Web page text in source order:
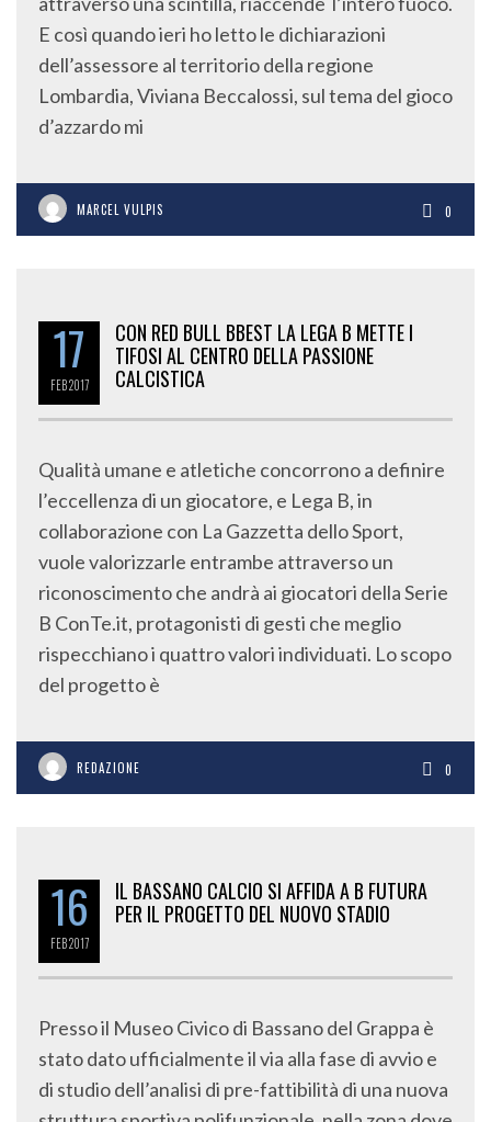
E così quando ieri ho letto le dichiarazioni
dell’assessore al territorio della regione
Lombardia, Viviana Beccalossi, sul tema del gioco
d’azzardo mi
MARCEL VULPIS 0
17
FEB2017
CON RED BULL BBEST LA LEGA B METTE I
TIFOSI AL CENTRO DELLA PASSIONE
CALCISTICA
Qualità umane e atletiche concorrono a definire
l’eccellenza di un giocatore, e Lega B, in
collaborazione con La Gazzetta dello Sport,
vuole valorizzarle entrambe attraverso un
riconoscimento che andrà ai giocatori della Serie
B ConTe.it, protagonisti di gesti che meglio
rispecchiano i quattro valori individuati. Lo scopo
del progetto è
REDAZIONE 0
16
FEB2017
IL BASSANO CALCIO SI AFFIDA A B FUTURA
PER IL PROGETTO DEL NUOVO STADIO
Presso il Museo Civico di Bassano del Grappa è
stato dato ufficialmente il via alla fase di avvio e
di studio dell’analisi di pre-fattibilità di una nuova